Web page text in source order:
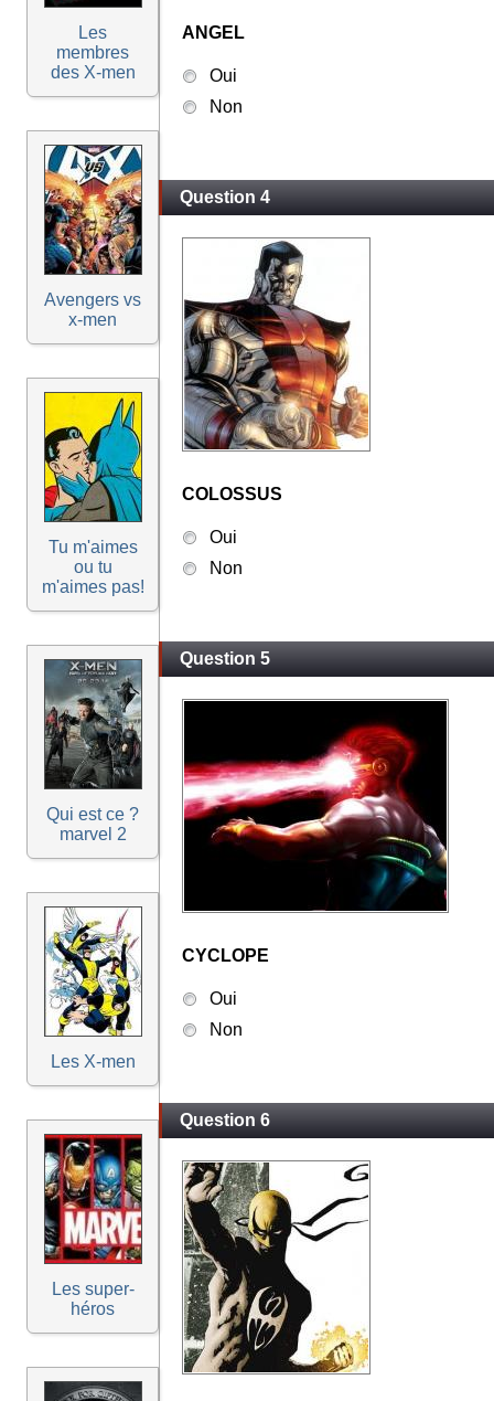
Les
membres
des X-men
Avengers vs
x-men
Tu m'aimes
ou tu
m'aimes pas!
Qui est ce ?
marvel 2
Les X-men
Les super-
héros
ANGEL
Oui
Non
Question 4
COLOSSUS
Oui
Non
Question 5
CYCLOPE
Oui
Non
Question 6